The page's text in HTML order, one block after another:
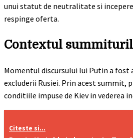
unui statut de neutralitate si
respinge oferta.
Contextul
Momentul discursului lui Putin a fost
excluderii Rusiei. Prin acest
conditiile impuse de Kiev in vederea
Citeste si...